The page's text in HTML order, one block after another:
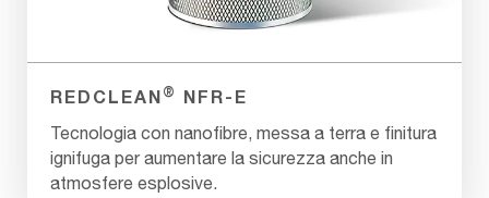
REDCLEAN ® NFR-E
Tecnologia con nanofibre, messa a terra e finitura
ignifuga per aumentare la sicurezza anche in
atmosfere esplosive.